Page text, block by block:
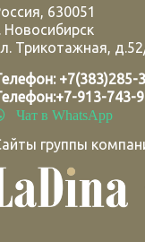
, 630051
Новосибирск
Трикотажная,
+7(383)285-
+7-913-743-
Чат в WhatsApp
группы